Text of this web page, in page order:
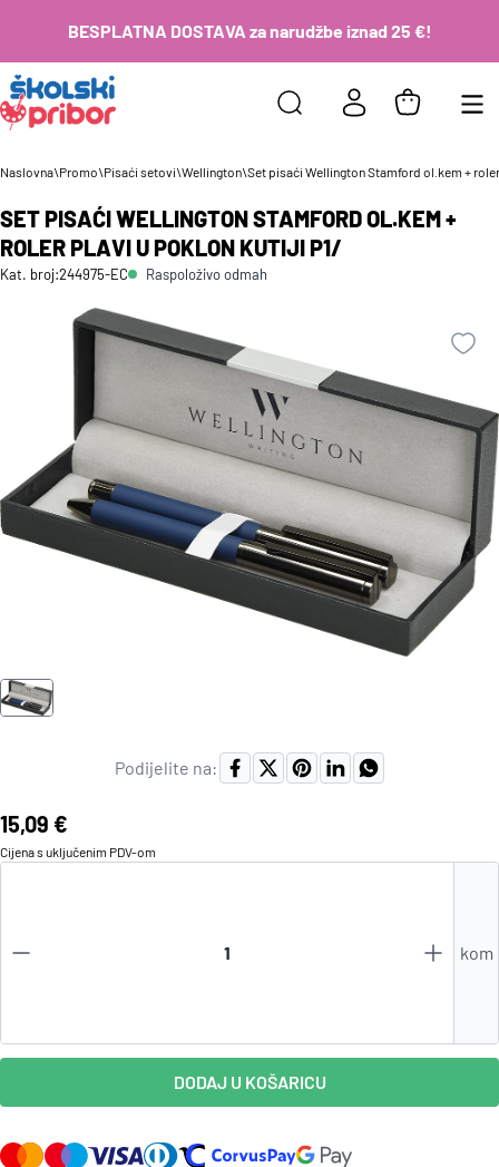
BESPLATNA DOSTAVA za narudžbe iznad 25 €!
Podijelite na:
Naslovna\Promo\Pisaći setovi\Wellington\Set pisaći Wellington Stamford ol.kem +
SET PISAĆI WELLINGTON STAMFORD OL.KEM +
ROLER PLAVI U POKLON KUTIJI P1/
Kat. broj:244975-EC Raspoloživo odmah
Cijena:
15,09 €
Cijena s uključenim PDV-om
kom
DODAJ U KOŠARICU